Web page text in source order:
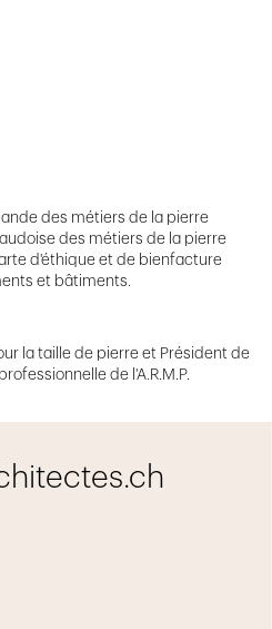
des métiers de la pierre
des métiers de la pierre
d'éthique et de bienfacture
et bâtiments.
la taille de pierre et Président de
de l'A.R.M.P.